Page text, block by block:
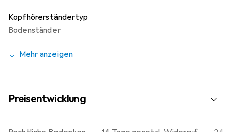
Kopfhörerständertyp
Bodenständer
Mehr anzeigen
Preisentwicklung